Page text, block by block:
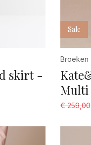
skirt -
Sale
Broeken
Multi
€ 259,00